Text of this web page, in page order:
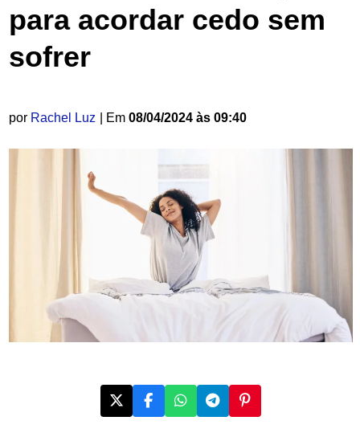
para acordar cedo sem
sofrer
por Rachel Luz | Em 08/04/2024 às 09:40